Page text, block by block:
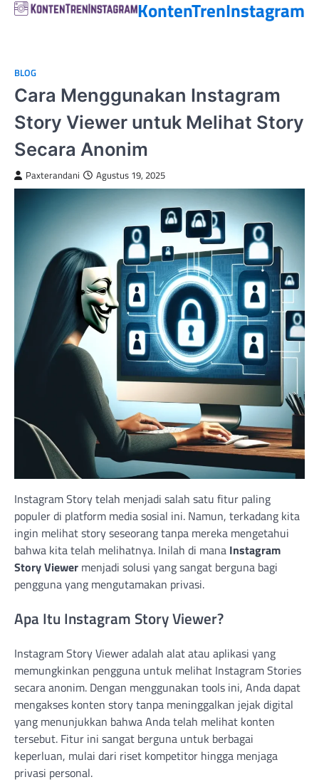
KontenTrenInstagram
BLOG
Cara Menggunakan Instagram
Story Viewer untuk Melihat Story
Secara Anonim
Paxterandani Agustus 19, 2025
Instagram Story telah menjadi salah satu fitur paling
populer di platform media sosial ini. Namun, terkadang kita
ingin melihat story seseorang tanpa mereka mengetahui
bahwa kita telah melihatnya. Inilah di mana Instagram
Story Viewer menjadi solusi yang sangat berguna bagi
pengguna yang mengutamakan privasi.
Apa Itu Instagram Story Viewer?
Instagram Story Viewer adalah alat atau aplikasi yang
memungkinkan pengguna untuk melihat Instagram Stories
secara anonim. Dengan menggunakan tools ini, Anda dapat
mengakses konten story tanpa meninggalkan jejak digital
yang menunjukkan bahwa Anda telah melihat konten
tersebut. Fitur ini sangat berguna untuk berbagai
keperluan, mulai dari riset kompetitor hingga menjaga
privasi personal.